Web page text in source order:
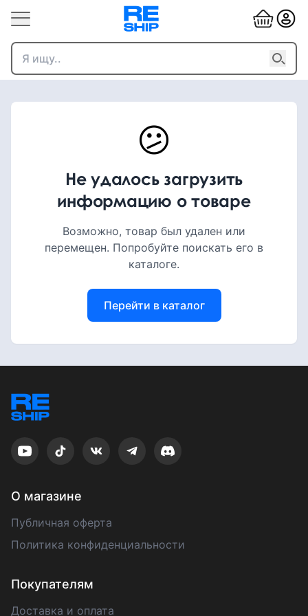
😕
Не удалось загрузить
информацию о товаре
Возможно, товар был удален или
перемещен. Попробуйте поискать его в
каталоге.
Перейти в каталог
О магазине
Публичная оферта
Политика конфиденциальности
Покупателям
Доставка и оплата